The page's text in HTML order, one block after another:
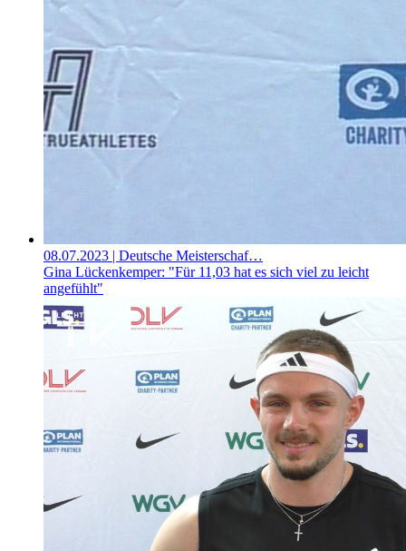
08.07.2023 | Deutsche Meisterschaf…
Gina Lückenkemper: "Für 11,03 hat es sich viel zu leicht
angefühlt"